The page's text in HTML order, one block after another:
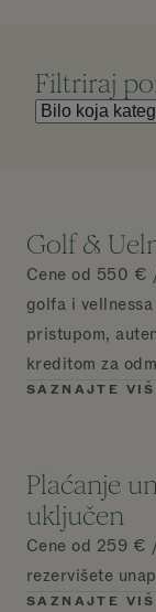
Filtriraj
Golf &
Cene od 550 €
golfa i
pristupom,
kreditom za
SAZNAJTE
Plaćanje
uključen
Cene od 259 €
rezervišete
SAZNAJTE